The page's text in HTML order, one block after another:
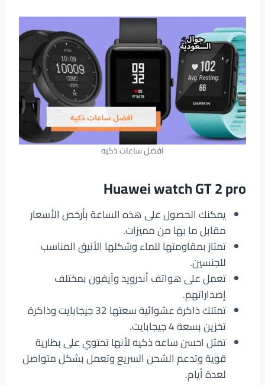
افضل ساعات ذكيه
Huawei watch GT 2 pro
يمكنك الحصول على هذه الساعة بأرخص الأسعار
مقابل ما بها من مميزات.
تمتاز بمقاومتها للماء وشكلها الأنيق المناسب
للجنسين.
تعمل على هواتف أندرويد وآيفون بمختلف
إصداراتهم.
تمتلك ذاكرة عشوائية سعتها 32 جيجابايت وذاكرة
تخزين بسعة 4 جيجابايت.
تمثل احسن ساعه ذكيه لأنها تحتوي على بطارية
قوية وتدعم الشحن السريع وتعمل بشكل متواصل
لعدة أيام.